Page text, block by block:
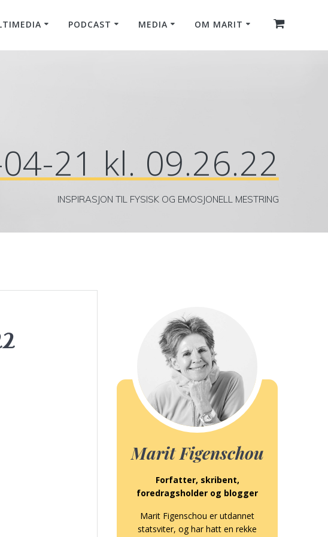
PODCAST MEDIA OM MARIT
21 kl. 09.26.22
INSPIRASJON TIL FYSISK OG EMOSJONELL MESTRING
Marit Figenschou
Forfatter, skribent,
foredragsholder og blogger
Marit Figenschou er utdannet
statsviter, og har hatt en rekke